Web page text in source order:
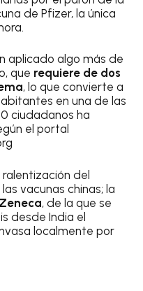
de Pfizer, la única
aplicado algo más de
que requiere de dos
, lo que convierte a
en una de las
ciudadanos ha
el portal
del
vacunas chinas; la
, de la que se
desde India el
localmente por